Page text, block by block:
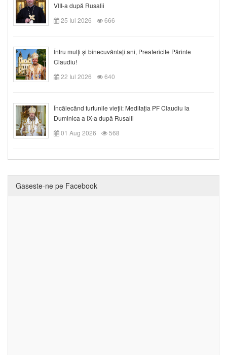
VIII-a după Rusalii
25 Iul 2026
666
Întru mulți și binecuvântați ani, Preafericite Părinte
Claudiu!
22 Iul 2026
640
Încălecând furtunile vieții: Meditația PF Claudiu la
Duminica a IX-a după Rusalii
01 Aug 2026
568
Gaseste-ne pe Facebook